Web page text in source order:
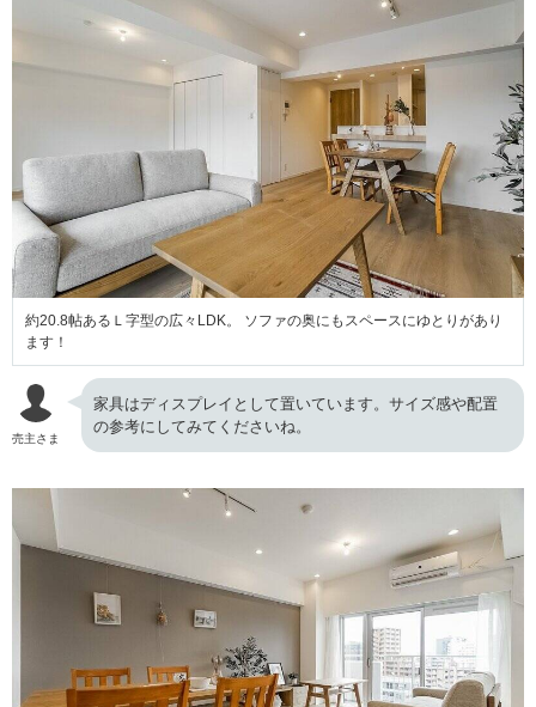
約20.8帖あるＬ字型の広々LDK。 ソファの奥にもスペースにゆとりがあり
ます！
売主さま
家具はディスプレイとして置いています。サイズ感や配置
の参考にしてみてくださいね。